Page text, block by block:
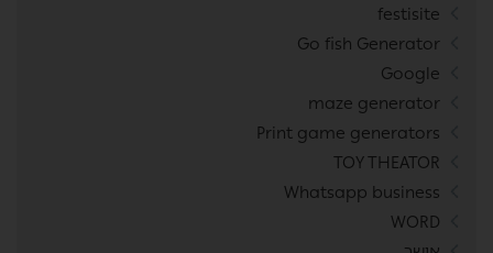
festisite
Go fish Generator
Google
maze generator
Print game generators
TOY THEATOR
Whatsapp business
WORD